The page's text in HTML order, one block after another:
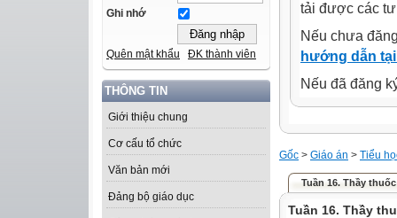
Ghi nhớ
Quên mật khẩu ĐK thành viên
THÔNG TIN
Giới thiệu chung
Cơ cấu tổ chức
Văn bản mới
Đảng bộ giáo dục
tải được các
Nếu chưa
hướng dẫn
Nếu đã đăng
Gốc > Giáo án > Tiểu
Tuần 16. Thầy
Tuần 16. Thầy